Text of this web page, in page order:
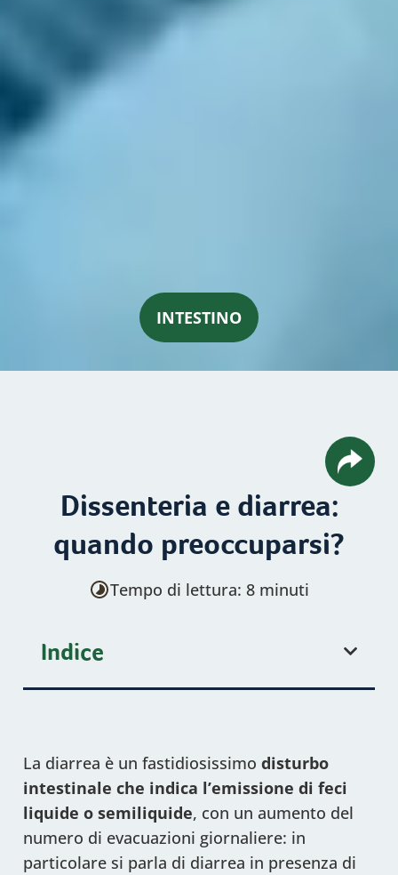
INTESTINO
Dissenteria e diarrea:
quando preoccuparsi?
Tempo di lettura: 8 minuti
Indice
La diarrea è un fastidiosissimo disturbo
intestinale che indica l’emissione di feci
liquide o semiliquide, con un aumento del
numero di evacuazioni giornaliere: in
particolare si parla di diarrea in presenza di